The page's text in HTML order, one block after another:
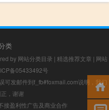
类
by 网站分类目录 | 精选推荐文章 | 网站
备05433492号
可发邮件到f_fb#foxmail.com说明，我们
，谢谢
接盈利性广告及商业合作